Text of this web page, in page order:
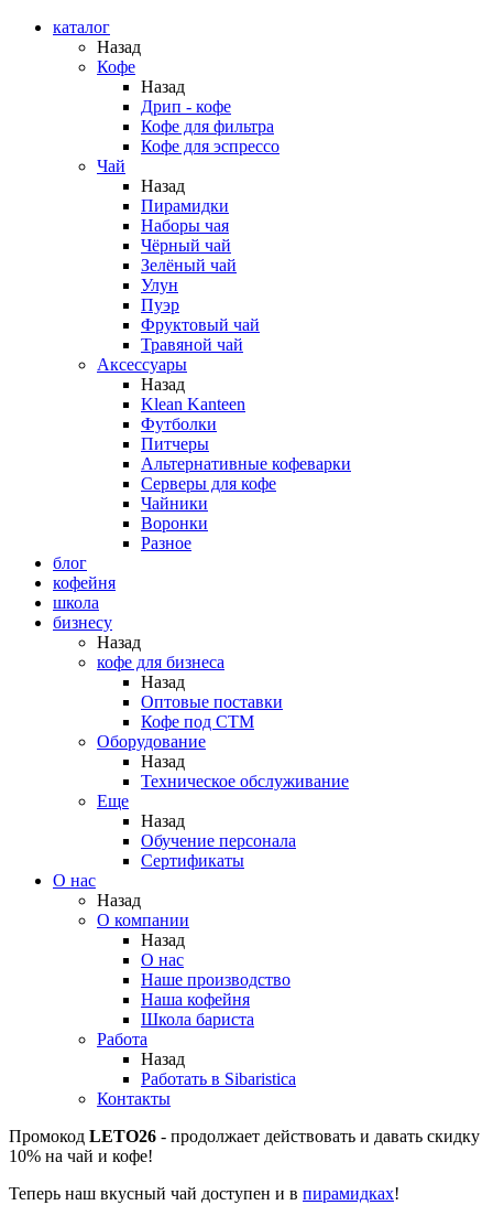
каталог
Назад
Кофе
Назад
Дрип - кофе
Кофе для фильтра
Кофе для эспрессо
Чай
Назад
Пирамидки
Наборы чая
Чёрный чай
Зелёный чай
Улун
Пуэр
Фруктовый чай
Травяной чай
Аксессуары
Назад
Klean Kanteen
Футболки
Питчеры
Альтернативные кофеварки
Серверы для кофе
Чайники
Воронки
Разное
блог
кофейня
школа
бизнесу
Назад
кофе для бизнеса
Назад
Оптовые поставки
Кофе под СТМ
Оборудование
Назад
Техническое обслуживание
Еще
Назад
Обучение персонала
Сертификаты
О нас
Назад
O компании
Назад
О нас
Наше производство
Наша кофейня
Школа бариста
Работа
Назад
Работать в Sibaristica
Контакты
Промокод LETO26 - продолжает действовать и давать скидку
10% на чай и кофе!
Теперь наш вкусный чай доступен и в пирамидках!